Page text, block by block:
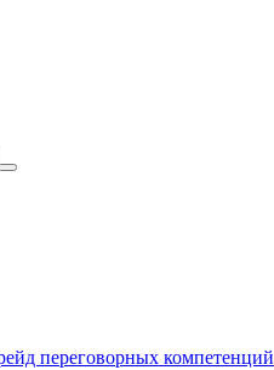
переговорных компетенций